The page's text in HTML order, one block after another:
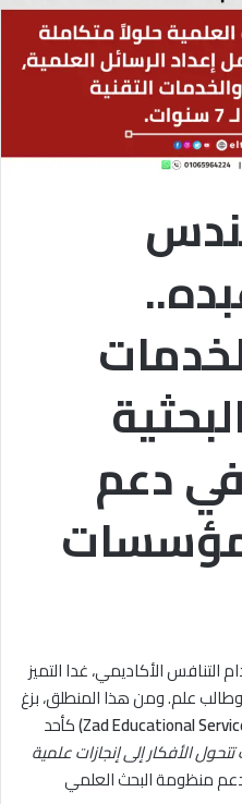
دعم
الأكاديمي، غدا التميز
علم. ومن هذا المنطلق، بزغ
كأحد
الأفكار إلى إنجازات علمية
منظومة البحث العلمي